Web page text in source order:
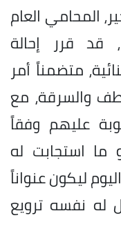
المحامي العام
قد قرر إحالة
متضمناً أمر
والسرقة، مع
عليهم وفقاً
ما استجابت له
ليكون عنواناً
له نفسه ترويع